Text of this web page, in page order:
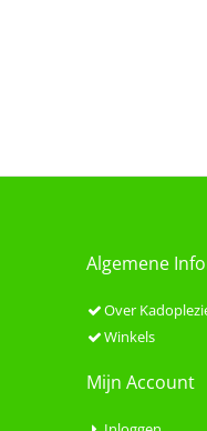
Algemene
Over
Winkels
Mijn Account